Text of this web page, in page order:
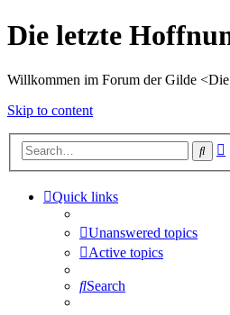
Die letzte
Willkommen im Forum der Gilde
Skip to content
Quick links
Unanswered topics
Active topics
Search